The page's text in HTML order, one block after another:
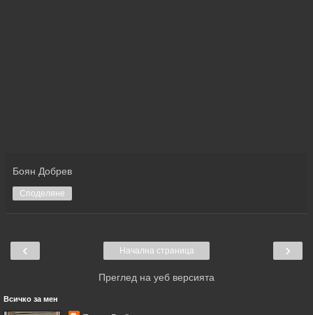
Боян Добрев
Споделяне
‹ ›
Начална страница
Преглед на уеб версията
Всичко за мен